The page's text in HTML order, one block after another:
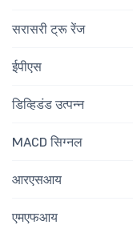
सरासरी ट्रू रेंज
ईपीएस
डिव्हिडंड उत्पन्न
MACD सिग्नल
आरएसआय
एमएफआय